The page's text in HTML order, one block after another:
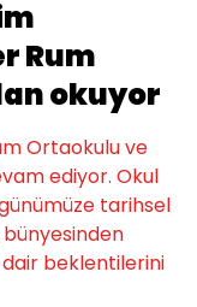
Rum
okuyor
Ortaokulu ve
ediyor. Okul
tarihsel
bünyesinden
dair beklentilerini